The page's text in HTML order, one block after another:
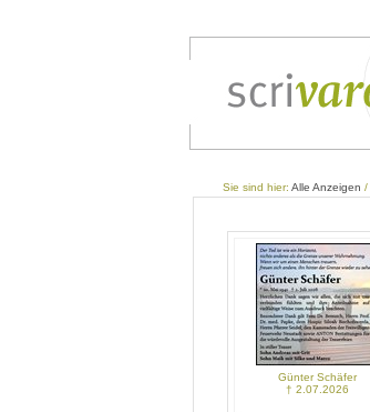
Sie sind hier: Alle Anzeigen /
Günter Schäfer
† 2.07.2026